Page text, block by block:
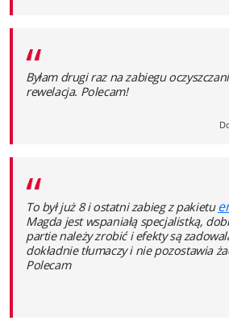
“
Byłam drugi raz na zabiegu
rewelacja. Polecam!
“
To był już 8 i ostatni zabieg z pakietu
Magda jest wspaniałą specjalistką,
partie należy zrobić i efekty są
dokładnie tłumaczy i nie pozostawia
Polecam